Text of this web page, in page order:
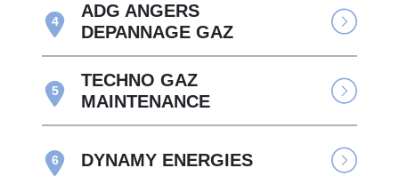
4
ADG ANGERS
DEPANNAGE GAZ
5
TECHNO GAZ
MAINTENANCE
6 DYNAMY ENERGIES